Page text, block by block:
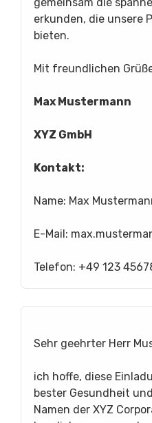
erkunden, die unsere
bieten.
Mit freundlichen
Max Mustermann
XYZ GmbH
Kontakt:
Name: Max
E-Mail:
Telefon: +49 123
Sehr geehrter Herr
ich hoffe, diese
bester Gesundheit
Namen der XYZ